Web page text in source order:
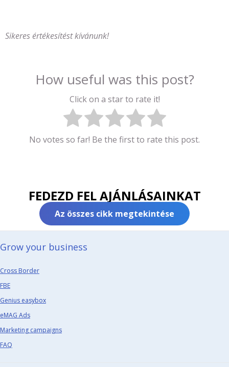
Sikeres értékesítést kívánunk!
How useful was this post?
Click on a star to rate it!
No votes so far! Be the first to rate this post.
FEDEZD FEL AJÁNLÁSAINKAT
Az összes cikk megtekintése
Grow your business​
Cross Border
FBE
Genius easybox
eMAG Ads
Marketing campaigns
FAQ